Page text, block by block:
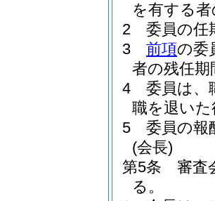
を有する
2
委員の任
3
前項の委
者の残任
4
委員は、
職を退い
5
委員の報
(会長)
第5条
審査
る。